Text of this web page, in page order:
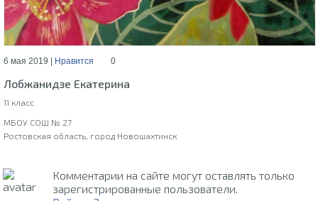
6 мая 2019 | Нравится 0
Лобжанидзе Екатерина
11 класс
МБОУ СОШ № 27
Ростовская область, город Новошахтинск
Комментарии на сайте могут оставлять только
зарегистрированные пользователи.